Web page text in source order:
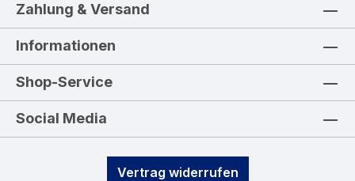
Zahlung & Versand
Informationen
Shop-Service
Social Media
Vertrag widerrufen